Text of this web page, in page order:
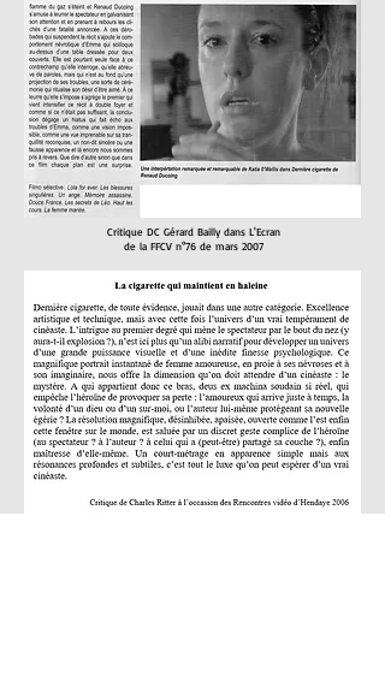
Critique DC Gérard Bailly dans L'Ecran
de la FFCV n°76 de mars 2007